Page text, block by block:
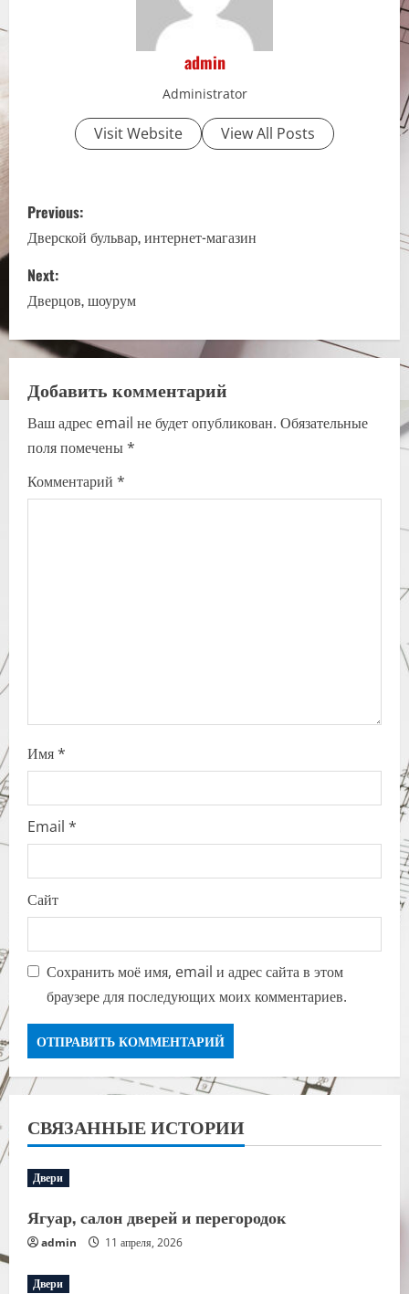
admin
Administrator
Visit Website View All Posts
P
o
s
t
n
a
v
i
g
Previous:
Дверской бульвар, интернет-магазин
Next:
Дверцов, шоурум
Добавить комментарий
Ваш адрес email не будет опубликован. Обязательные
поля помечены*
Комментарий *
Имя*
Email *
Сайт
Сохранить моё имя, email и адрес сайта в этом
браузере для последующих моих комментариев.
СВЯЗАННЫЕ ИСТОРИИ
Двери
Ягуар, салон дверей и перегородок
admin 11 апреля, 2026
Двери